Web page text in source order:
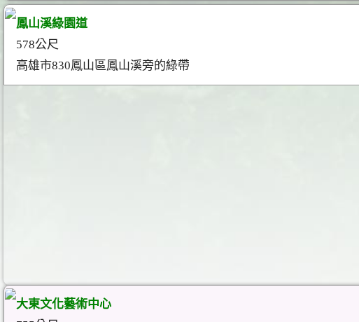
鳳山溪綠園道
578公尺
高雄市830鳳山區鳳山溪旁的綠帶
大東文化藝術中心